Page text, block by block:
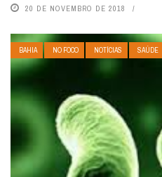
20 DE NOVEMBRO DE 2018
BAHIA NO FOCO NOTÍCIAS SAÚDE